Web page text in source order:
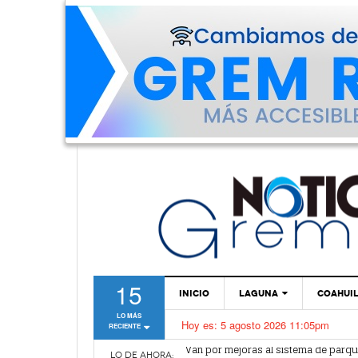
15
LO MÁS
RECIENTE
INICIO LAGUNA
TORREÓN
GÓMEZ PALACIO
Hoy es: 5 agosto 2026 11:05pm
LO DE AHORA:
Van por mejoras al sistema de